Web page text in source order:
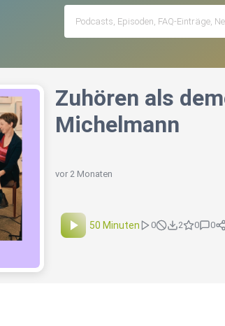
Zuhören als
Michelmann
vor 2 Monaten
50 Minuten 0 2 0 0